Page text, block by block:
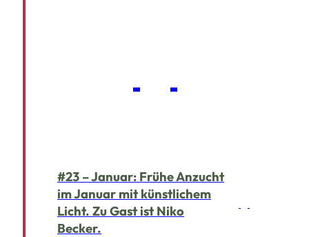
#23 – Januar: Frühe Anzucht
im Januar mit künstlichem
Licht. Zu Gast ist Niko
Becker.